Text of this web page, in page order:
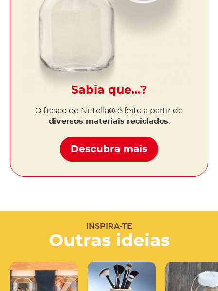
Sabia que…?
O frasco de Nutella® é feito a partir de
diversos materiais reciclados
Descubra mais
INSPIRA-TE
Outras ideias